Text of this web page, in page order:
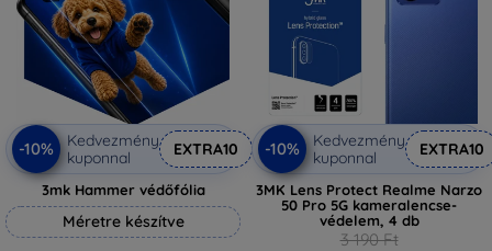
-10%
Kedvezmény
kuponnal
EXTRA10
3mk Hammer védőfólia
Méretre készítve
-10%
Kedvezmény
kuponnal
EXTRA10
3MK Lens Protect Realme Narzo
50 Pro 5G kameralencse-
védelem, 4 db
3 190 Ft